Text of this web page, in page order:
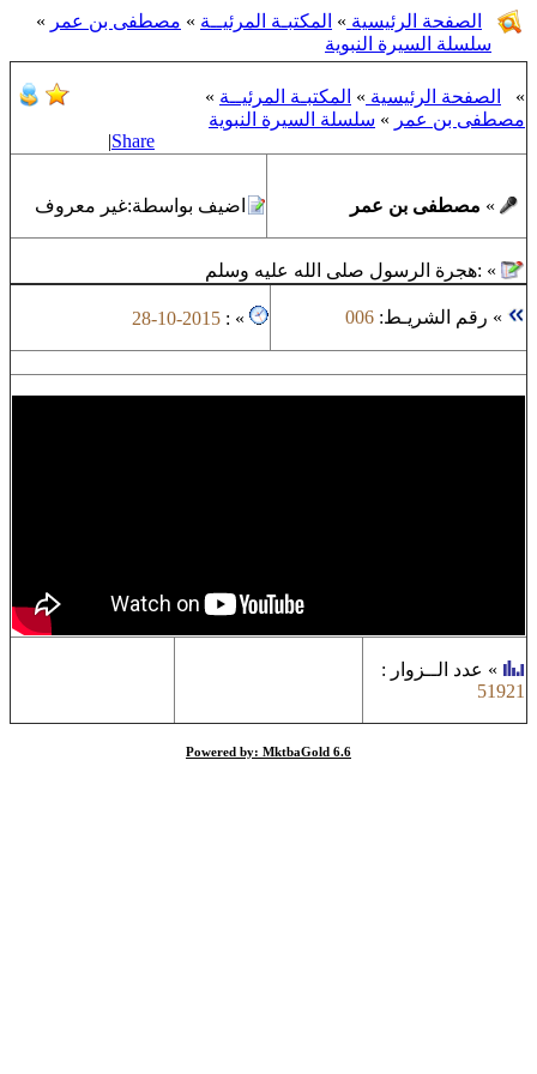
الصفحة الرئيسية » المكتبـة المرئيــة » مصطفى بن عمر »
سلسلة السيرة النبوية
» الصفحة الرئيسية » المكتبـة المرئيــة »
مصطفى بن عمر » سلسلة السيرة النبوية
Share
|
» مصطفى بن عمر اضيف بواسطة:غير معروف
»
:هجرة الرسول صلى الله عليه وسلم
» رقم الشريـط: 006
»
:
28-10-2015
» عدد الــزوار :
51921
Powered by: MktbaGold 6.6